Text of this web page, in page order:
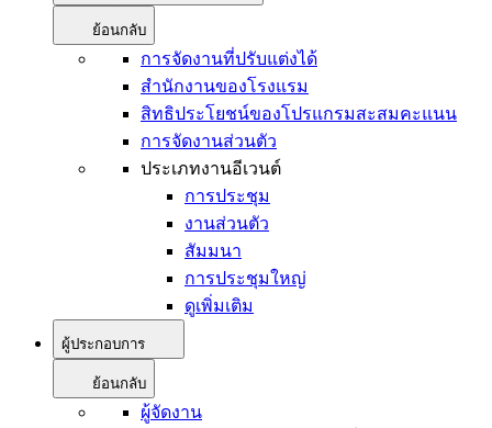
ย้อนกลับ
การจัดงานที่ปรับแต่งได้
สำนักงานของโรงแรม
สิทธิประโยชน์ของโปรแกรมสะสมคะแนน
การจัดงานส่วนตัว
ประเภทงานอีเวนต์
การประชุม
งานส่วนตัว
สัมมนา
การประชุมใหญ่
ดูเพิ่มเติม
ผู้ประกอบการ
ย้อนกลับ
ผู้จัดงาน